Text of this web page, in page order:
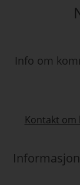
Info om
Kontakt